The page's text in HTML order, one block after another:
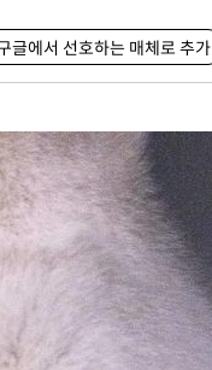
글에서 선호하는 매체로 추가